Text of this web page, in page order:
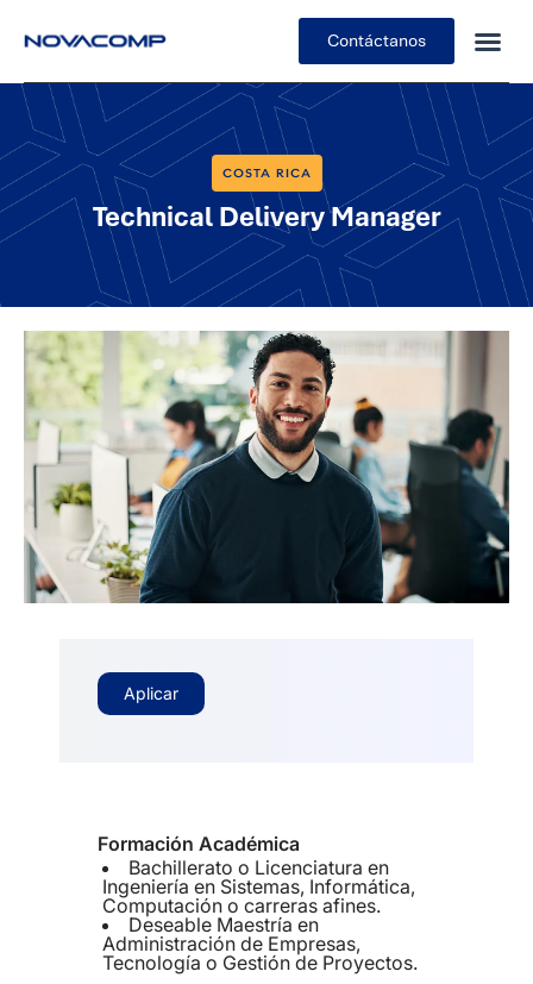
Contáctanos
COSTA RICA
Technical Delivery Manager